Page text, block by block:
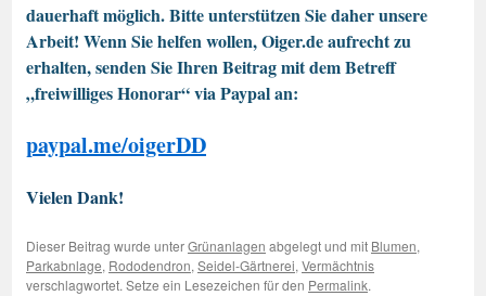
dauerhaft möglich. Bitte unterstützen Sie daher unsere
Arbeit! Wenn Sie helfen wollen, Oiger.de aufrecht zu
erhalten, senden Sie Ihren Beitrag mit dem Betreff
„freiwilliges Honorar“ via Paypal an:
paypal.me/oigerDD
Vielen Dank!
Dieser Beitrag wurde unterGrünanlagen abgelegt und mit Blumen,
Parkabnlage, Rododendron,Seidel-Gärtnerei,Vermächtnis
verschlagwortet. Setze ein Lesezeichen für den Permalink.